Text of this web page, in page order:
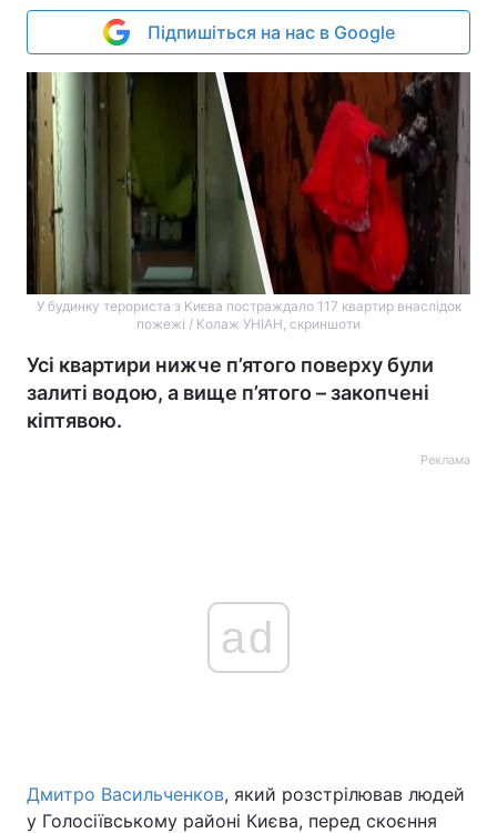
Підпишіться на нас в Google
У будинку терориста з Києва постраждало 117 квартир внаслідок
пожежі / Колаж УНІАН, скриншоти
Усі квартири нижче п’ятого поверху були
залиті водою, а вище п’ятого – закопчені
кіптявою.
Реклама
ad
Дмитро Васильченков, який розстрілював людей
у Голосіївському районі Києва, перед скоєння